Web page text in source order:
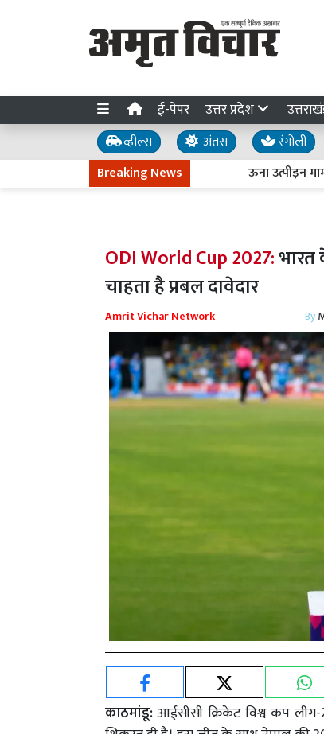
ई-पेपर उत्तर प्रदेश
व्हील्स अंतस रंगोली
Breaking News
ऊना उत्पीड़न मामले
ODI World Cup 2027:
चाहता है प्रबल दावेदार
Amrit Vichar Network By
काठमांडू:आईसीसी क्रिकेट विश्व कप